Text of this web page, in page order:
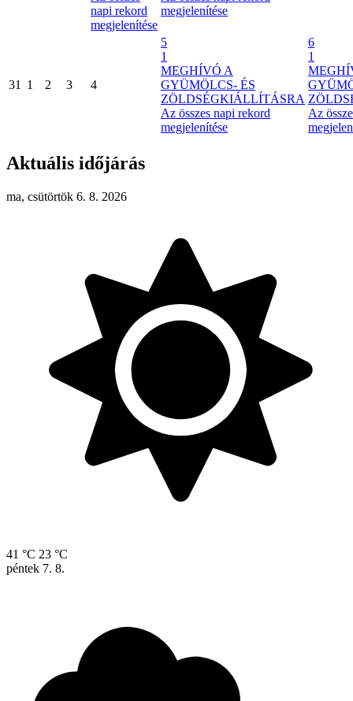
napi rekord
megjelenítése
megjelenítése
31 1 2 3 4
5
1
MEGHÍVÓ A
GYÜMÖLCS- ÉS
ZÖLDSÉGKIÁLLÍTÁSRA
Az összes napi rekord
megjelenítése
6
1
Az
Aktuális időjárás
ma, csütörtök 6. 8. 2026
41 °C 23 °C
péntek 7. 8.